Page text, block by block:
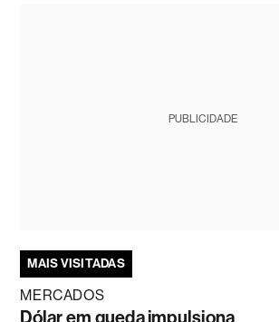
PUBLICIDADE
MAIS VISITADAS
MERCADOS
Dólar em queda impulsiona